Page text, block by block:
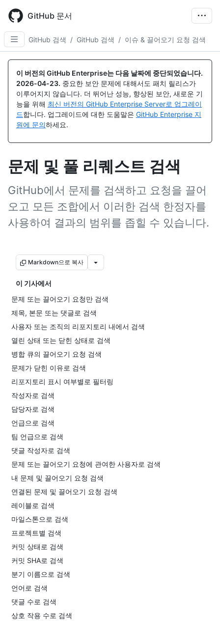
main
content
GitHub 문서
GitHub 검색 / GitHub 검색 / 이슈 & 끌어오기 요청 검색
이 버전의 GitHub Enterprise는 다음 날짜에 중단되었습니다.
2026-04-23. 중요한 보안 문제에 대해서도 패치 릴리스가
이루어지지 않습니다. 더 뛰어난 성능, 향상된 보안, 새로운 기
능을 위해 최신 버전의 GitHub Enterprise Server로 업그레이
드합니다. 업그레이드에 대한 도움말은 GitHub Enterprise 지
원에 문의하세요.
문제 및 풀 리퀘스트 검색
GitHub에서 문제를 검색하고 요청을 끌어
오고 모든 조합에서 이러한 검색 한정자를
사용하여 결과의 범위를 좁힐 수 있습니다.
Markdown으로 복사
이 기사에서
문제 또는 끌어오기 요청만 검색
제목, 본문 또는 댓글로 검색
사용자 또는 조직의 리포지토리 내에서 검색
열린 상태 또는 닫힌 상태로 검색
병합 큐의 끌어오기 요청 검색
문제가 닫힌 이유로 검색
리포지토리 표시 여부별로 필터링
작성자로 검색
담당자로 검색
언급으로 검색
팀 언급으로 검색
댓글 작성자로 검색
문제 또는 끌어오기 요청에 관여한 사용자로 검색
내 문제 및 끌어오기 요청 검색
연결된 문제 및 끌어오기 요청 검색
레이블로 검색
마일스톤으로 검색
프로젝트별 검색
커밋 상태로 검색
커밋 SHA로 검색
분기 이름으로 검색
언어로 검색
댓글 수로 검색
상호 작용 수로 검색